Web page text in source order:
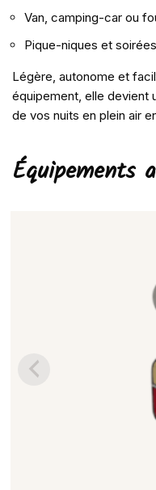
Van, camping-car ou
Pique-niques et
Légère, autonome et
équipement, elle devient
de vos nuits en plein air
Équipements